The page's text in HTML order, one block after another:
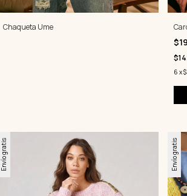
Chaqueta Ume
6 x
Envío gratis Envío gratis